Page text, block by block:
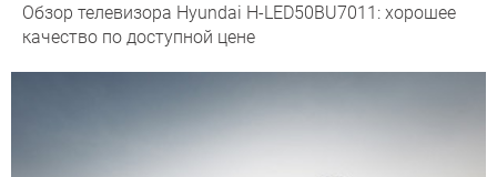
Обзор телевизора Hyundai H-LED50BU7011: хорошее
качество по доступной цене